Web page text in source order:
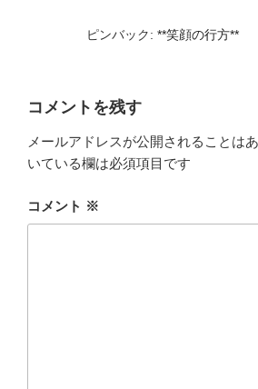
ピンバック: **笑顔の行方**
コメントを残す
メールアドレスが公開されることはあ
いている欄は必須項目です
コメント ※